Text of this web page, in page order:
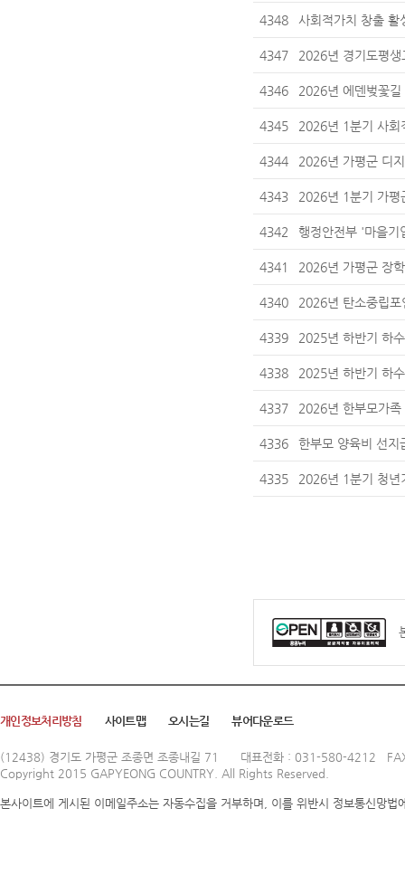
4348 사회적가치 창출 활
4347 2026년 경기도평
4346 2026년 에덴벚꽃길
4345 2026년 1분기 사회
4344 2026년 가평군 디
4343 2026년 1분기 가평
4342 행정안전부 '마을기
4341 2026년 가평군 장
4340 2026년 탄소중립
4339 2025년 하반기 하
4338 2025년 하반기 하
4337 2026년 한부모가
4336 한부모 양육비 선지
4335 2026년 1분기 청년
개인정보처리방침 사이트맵 오시는길 뷰어다운로드
(12438) 경기도 가평군 조종면 조종내길 71
대표전화 : 031-580-4212
Copyright 2015 GAPYEONG COUNTRY. All Rights Reserved.
본사이트에 게시된 이메일주소는 자동수집을 거부하며, 이를 위반시 정보통신망법